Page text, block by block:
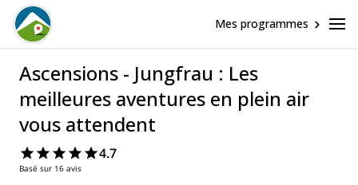
Mes programmes
Ascensions - Jungfrau : Les
meilleures aventures en plein air
vous attendent
4.7
Basé sur 16 avis